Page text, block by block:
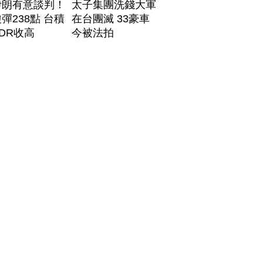
有意談判！
238點 台積
收高
太子集團洗錢大軍
在台團滅 33豪車
今被法拍